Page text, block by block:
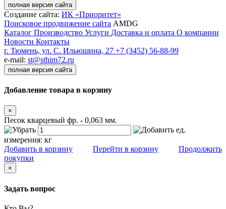
полная версия сайта
Создание сайта: ИК «Приоритет»
Поисковое продвижение сайта AMDG
Каталог Производство Услуги Доставка и оплата О компании
Новости Контакты
г. Тюмень, ул. С. Ильюшина, 27 +7 (3452) 56-88-99
e-mail: st@sthim72.ru
полная версия сайта
Добавление товара в корзину
×
Песок кварцевый фр. - 0,063 мм.
ед.
измерения: кг
Добавить в корзину
Перейти в корзину
Продолжить
покупки
×
Задать вопрос